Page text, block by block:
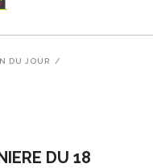
DU JOUR /
DU 18